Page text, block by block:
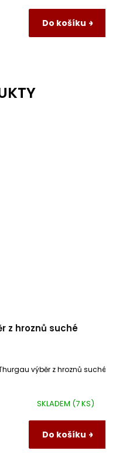
Do košíku
z hroznů suché
SKLADEM (7 KS)
Do košíku
výběr z hroznů suché